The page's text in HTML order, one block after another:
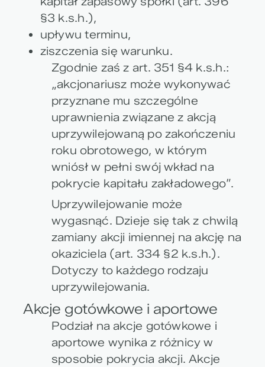
§3 k.s.h.),
upływu terminu,
ziszczenia się warunku.
Zgodnie zaś z art. 351 §4 k.s.h.:
„akcjonariusz może wykonywać
przyznane mu szczególne
uprawnienia związane z akcją
uprzywilejowaną po zakończeniu
roku obrotowego, w którym
wniósł w pełni swój wkład na
pokrycie kapitału zakładowego”.
Uprzywilejowanie może
wygasnąć. Dzieje się tak z chwilą
zamiany akcji imiennej na akcję na
okaziciela (art. 334 §2 k.s.h.).
Dotyczy to każdego rodzaju
uprzywilejowania.
Akcje gotówkowe i aportowe
Podział na akcje gotówkowe i
aportowe wynika z różnicy w
sposobie pokrycia akcji. Akcje